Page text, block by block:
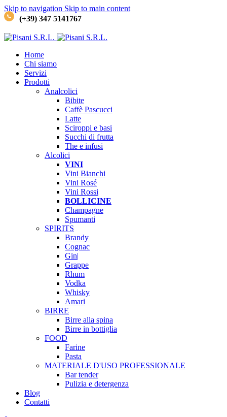
Skip to navigation Skip to main content
(+39) 347 5141767
Home
Chi siamo
Servizi
Prodotti
Analcolici
Bibite
Caffè Pascucci
Latte
Sciroppi e basi
Succhi di frutta
The e infusi
Alcolici
VINI
Vini Bianchi
Vini Rosé
Vini Rossi
BOLLICINE
Champagne
Spumanti
SPIRITS
Brandy
Cognac
Gin|
Grappe
Rhum
Vodka
Whisky
Amari
BIRRE
Birre alla spina
Birre in bottiglia
FOOD
Farine
Pasta
MATERIALE D'USO PROFESSIONALE
Bar tender
Pulizia e detergenza
Blog
Contatti